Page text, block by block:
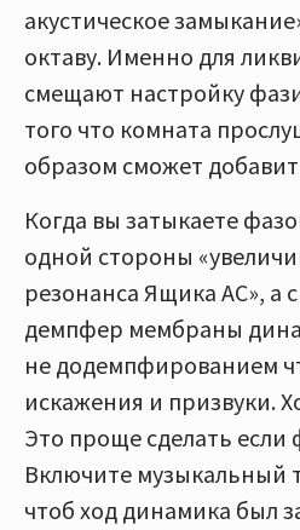
акустическое
октаву. Именно для
смещают настройку
того что комната
образом сможет
Когда вы затыкаете
одной стороны
резонанса Ящика АС», а
демпфер мембраны
не додемпфированием
искажения и призвуки.
Это проще сделать если
Включите музыкальный
чтоб ход динамика был